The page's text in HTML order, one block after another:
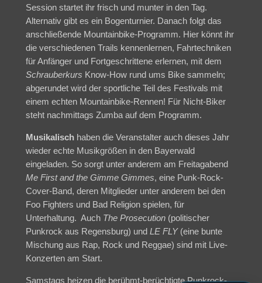
Session startet ihr frisch und munter in den Tag.
Alternativ gibt es ein Bogenturnier. Danach folgt das
anschließende Mountainbike-Programm. Hier könnt ihr
die verschiedenen Trails kennenlernen, Fahrtechniken
für Anfänger und Fortgeschrittene erlernen, mit dem
Schrauberkurs Know-How rund ums Bike sammeln;
abgerundet wird der sportliche Teil des Festivals mit
einem echten Mountainbike-Rennen! Für Nicht-Biker
steht nachmittags Zumba auf dem Programm.
Musikalisch haben die Veranstalter auch dieses Jahr
wieder echte Musikgrößen in den Bayerwald
eingeladen. So sorgt unter anderem am Freitagabend
Me First and the Gimme Gimmes, eine Punk-Rock-
Cover-Band, deren Mitglieder unter anderem bei den
Foo Fighters und Bad Religion spielen, für
Unterhaltung. Auch The Prosecution (politischer
Punkrock aus Regensburg) und LE FLY(eine bunte
Mischung aus Rap, Rock und Reggae) sind mit Live-
Konzerten am Start.
Samstags heizen die berühmt-berüchtigte Punkrock-